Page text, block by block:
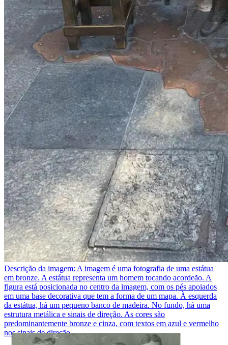
Descrição da imagem: A imagem é uma fotografia de uma estátua
em bronze. A estátua representa um homem tocando acordeão. A
figura está posicionada no centro da imagem, com os pés apoiados
em uma base decorativa que tem a forma de um mapa. À esquerda
da estátua, há um pequeno banco de madeira. No fundo, há uma
estrutura metálica e sinais de direção. As cores são
predominantemente bronze e cinza, com textos em azul e vermelho
nos sinais de direção.